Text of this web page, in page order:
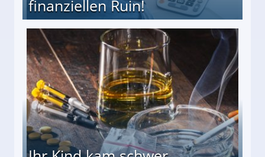
finanziellen Ruin!
(34) in den finanziellen Ruin!